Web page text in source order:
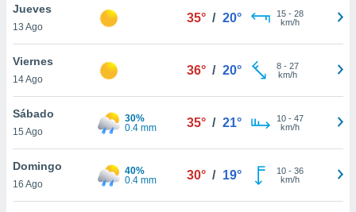
de
disponible
cookies
aceptar
Jueves
13 Ago
35° / 20° 15- 28
km/h
Viernes
14 Ago
36° / 20° 8- 27
km/h
Sábado
15 Ago
30%
0.4 mm
35° / 21° 10- 47
km/h
Domingo
16 Ago
40%
0.4 mm
30° / 19° 10- 36
km/h